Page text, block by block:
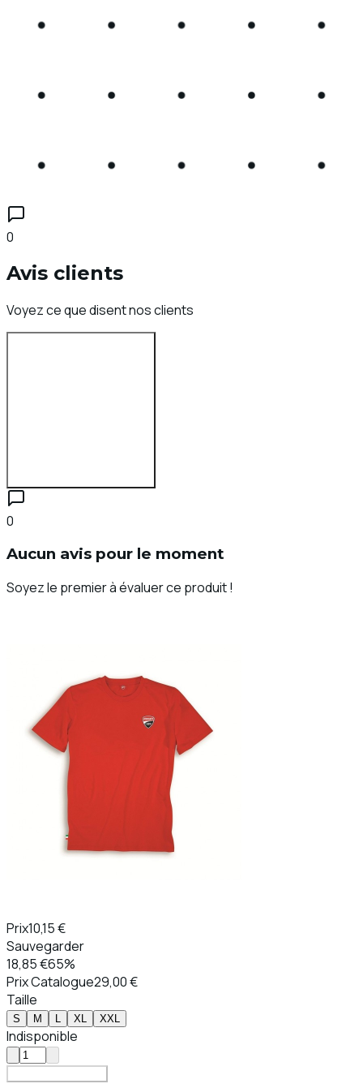
0
Avis clients
Voyez ce que disent nos clients
0
Aucun avis pour le moment
Soyez le premier à évaluer ce produit !
Prix10,15 €
Sauvegarder
18,85 €65%
Prix ​​Catalogue29,00 €
Taille
S M XL XXL
Indisponible